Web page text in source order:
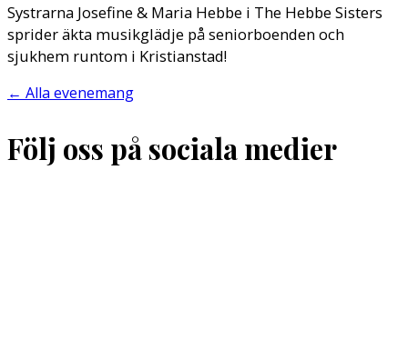
Systrarna Josefine & Maria Hebbe i The Hebbe Sisters
sprider äkta musikglädje på seniorboenden och
sjukhem runtom i Kristianstad!
← Alla evenemang
Följ oss på sociala medier